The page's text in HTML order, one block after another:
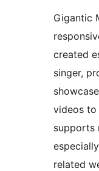
Gigantic
created
singer,
videos to
supports
related